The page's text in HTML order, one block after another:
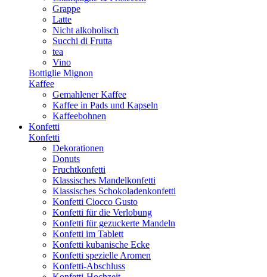
Grappe
Latte
Nicht alkoholisch
Succhi di Frutta
tea
Vino
Bottiglie Mignon
Kaffee
Gemahlener Kaffee
Kaffee in Pads und Kapseln
Kaffeebohnen
Konfetti
Konfetti
Dekorationen
Donuts
Fruchtkonfetti
Klassisches Mandelkonfetti
Klassisches Schokoladenkonfetti
Konfetti Ciocco Gusto
Konfetti für die Verlobung
Konfetti für gezuckerte Mandeln
Konfetti im Tablett
Konfetti kubanische Ecke
Konfetti spezielle Aromen
Konfetti-Abschluss